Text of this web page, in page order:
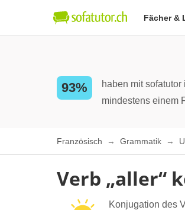
Fächer &
93%
haben mit sofatutor
mindestens einem
Französisch Grammatik
Verb „aller“
Konjugation des